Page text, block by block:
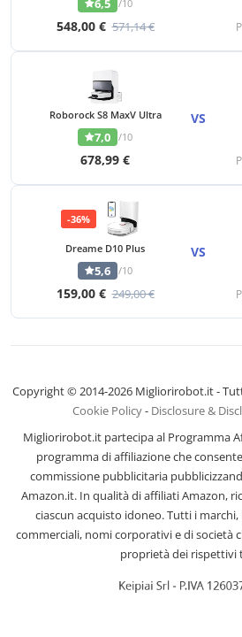
6,5 /10
548,00 € 571,14 €
Roborock S8 MaxV Ultra
7,0 /10
678,99 €
VS
-36%
Dreame D10 Plus
5,6 /10
159,00 € 249,00 €
VS
Copyright © 2014-2026 Migliorirobot.it -
Cookie Policy- Disclosure &
Migliorirobot.it partecipa al Programma
programma di affiliazione che
commissione pubblicitaria
Amazon.it. In qualità di affiliati Amazon,
ciascun acquisto idoneo. Tutti i
commerciali, nomi corporativi e di società
proprietà dei rispettivi